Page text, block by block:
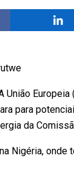
União
para
da
Nigéria,